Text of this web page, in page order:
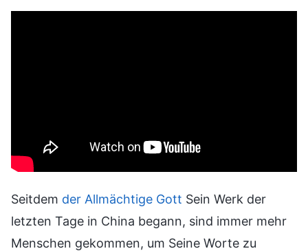
Seitdem der Allmächtige Gott Sein Werk der
letzten Tage in China begann, sind immer mehr
Menschen gekommen, um Seine Worte zu